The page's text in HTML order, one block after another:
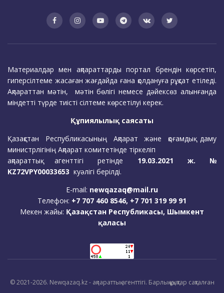
Материалдар мен ақпараттарды портал брендін көрсетіп,
гиперсілтеме жасаған жағдайда ғана қолдануға рұқсат етіледі.
Ақпараттан мәтін, мәтін бөлігі немесе дәйексөз алынғанда
міндетті түрде тиісті сілтеме көрсетілуі керек.
Құпиялылық саясаты
Қазақстан Республикасының Ақпарат және қоғамдық даму
министрлігінің Ақпарат комитетінде тіркеліп
ақпараттық агенттігі ретінде 19.03.2021 ж. №
KZ72VPY00033653 куәлігі берілді.
E-mail: newqazaq@mail.ru
Телефон: +7 707 460 8546, +7 701 319 99 91
Мекен жайы: Қазақстан Республикасы, Шымкент
қаласы
© 2021-2026. Newqazaq.kz - ақпараттық агенттігі. Барлық құқықтар сақталған